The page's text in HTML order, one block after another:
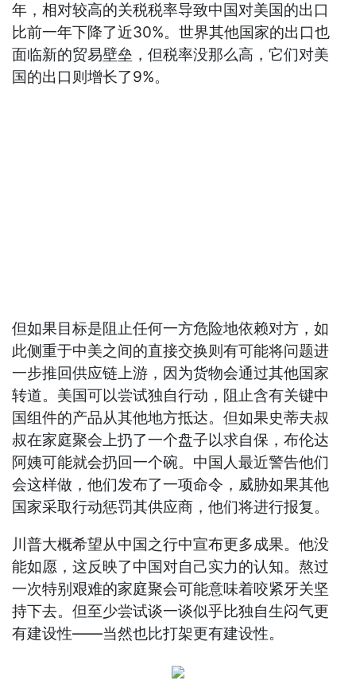
年，相对较高的关税税率导致中国对美国的出口
比前一年下降了近30%。世界其他国家的出口也
面临新的贸易壁垒，但税率没那么高，它们对美
国的出口则增长了9%。
但如果目标是阻止任何一方危险地依赖对方，如
此侧重于中美之间的直接交换则有可能将问题进
一步推回供应链上游，因为货物会通过其他国家
转道。美国可以尝试独自行动，阻止含有关键中
国组件的产品从其他地方抵达。但如果史蒂夫叔
叔在家庭聚会上扔了一个盘子以求自保，布伦达
阿姨可能就会扔回一个碗。中国人最近警告他们
会这样做，他们发布了一项命令，威胁如果其他
国家采取行动惩罚其供应商，他们将进行报复。
川普大概希望从中国之行中宣布更多成果。他没
能如愿，这反映了中国对自己实力的认知。熬过
一次特别艰难的家庭聚会可能意味着咬紧牙关坚
持下去。但至少尝试谈一谈似乎比独自生闷气更
有建设性——当然也比打架更有建设性。